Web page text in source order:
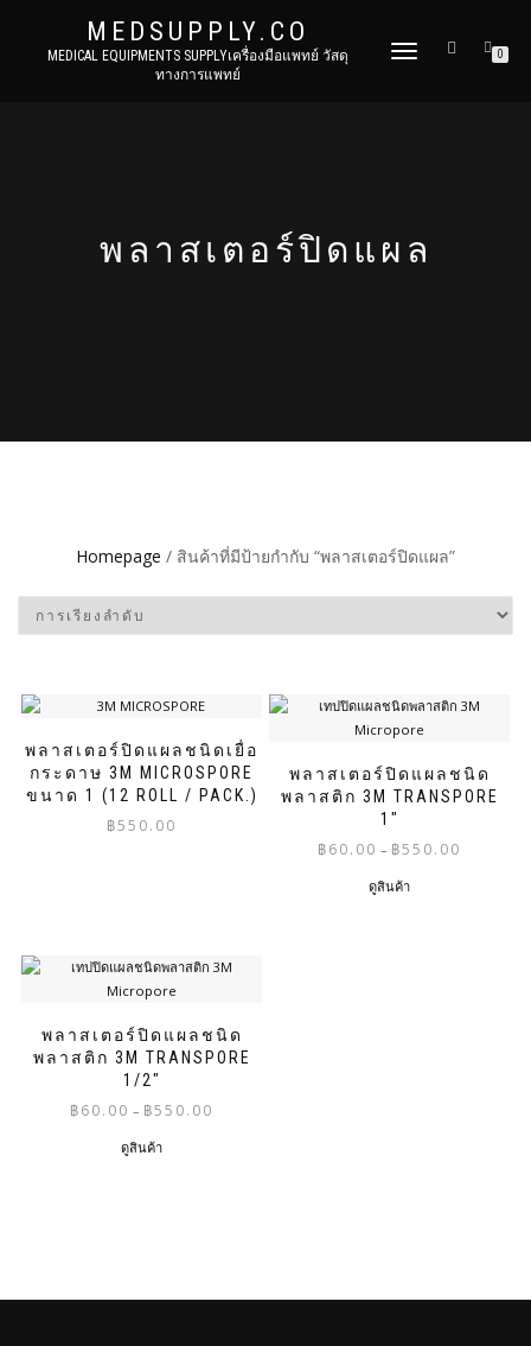
MEDSUPPLY.CO
MEDICAL EQUIPMENTS SUPPLYเครื่องมือแพทย์ วัสดุ
ทางการแพทย์
TOGGLE
0
พลาสเตอร์ปิดแผล
Homepage / สินค้าที่มีป้ายกำกับ “พลาสเตอร์ปิดแผล”
พลาสเตอร์ปิดแผลชนิดเยื่อ
กระดาษ 3M MICROSPORE
ขนาด 1 (12 ROLL / PACK.)
฿550.00
พลาสเตอร์ปิดแผลชนิด
พลาสติก 3M TRANSPORE
1″
฿60.00 – ฿550.00
ดูสินค้า
พลาสเตอร์ปิดแผลชนิด
พลาสติก 3M TRANSPORE
1/2″
฿60.00 – ฿550.00
ดูสินค้า